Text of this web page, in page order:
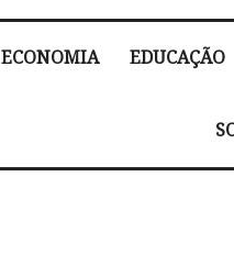
ECONOMIA EDUCAÇÃO